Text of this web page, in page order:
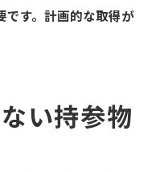
です。計画的な取得が
い持参物